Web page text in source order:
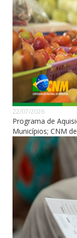
22/07/2026
Programa de
Municípios; CNM